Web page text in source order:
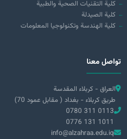
كلية التقنيات الصحية والطبية
كلية الصيدلة
كلية الهندسة وتكنولوجيا المعلومات
تواصل معنا
العراق - كربلاء المقدسة
طريق كربلاء - بغداد ( مقابل عمود 70)
0780 311 0113
0776 131 1011
info@alzahraa.edu.iq